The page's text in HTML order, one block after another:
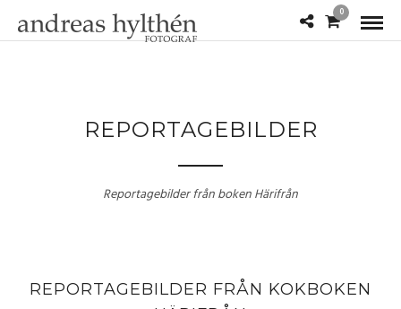
0
REPORTAGEBILDER
Reportagebilder från boken Härifrån
REPORTAGEBILDER FRÅN KOKBOKEN